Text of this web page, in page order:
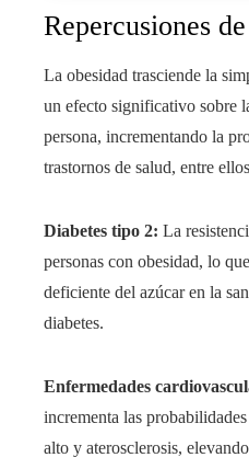
Repercusiones
La obesidad trasciende la
un efecto significativo sobre
persona, incrementando la
trastornos de salud, entre
Diabetes tipo 2: La
personas con obesidad, lo
deficiente del azúcar en la
diabetes.
Enfermedades
incrementa las
alto y aterosclerosis,